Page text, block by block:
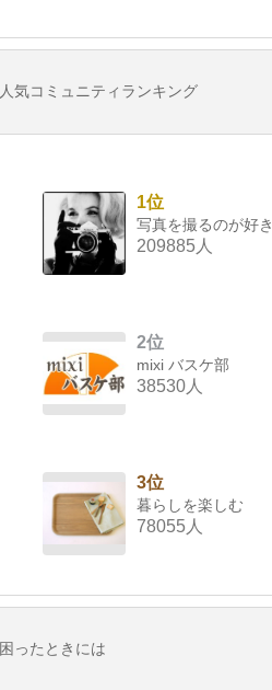
人気コミュニティランキング
1位
写真を撮るのが好き
209885人
2位
mixi バスケ部
38530人
3位
暮らしを楽しむ
78055人
困ったときには